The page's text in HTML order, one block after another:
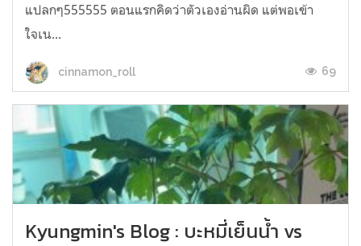
แปลกๆ555555 ตอนแรกคิดว่าตัวเองอ่านผิด แต่พอเข้า
ใจเน...
cinnamon_roll 69
Kyungmin's Blog : บะหมี่เย็นน้ำ vs